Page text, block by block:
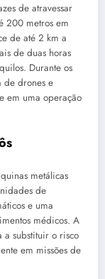
de atravessar
200 metros em
de até 2 km a
de duas horas
Durante os
de drones e
em uma operação
metálicas
de
e uma
médicos. A
a substituir o risco
em missões de